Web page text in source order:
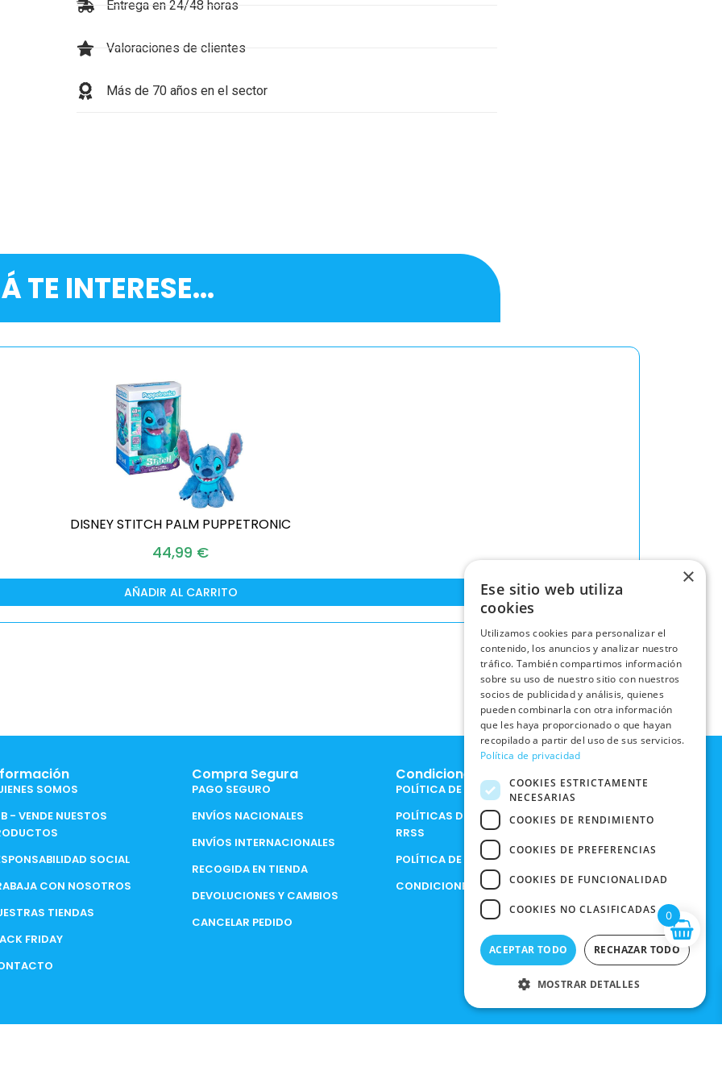
Entrega en 24/48 horas
Valoraciones de clientes
Más de 70 años en el sector
TE INTERESE...
DISNEY STITCH PALM PUPPETRONIC
44,99 €
AÑADIR AL CARRITO
SOMOS
- VENDE NUESTOS
SOCIAL
CON NOSOTROS
TIENDAS
FRIDAY
Compra Segura
PAGO SEGURO
ENVÍOS NACIONALES
ENVÍOS INTERNACIONALES
RECOGIDA EN TIENDA
DEVOLUCIONES Y CAMBIOS
CANCELAR PEDIDO
Condiciones Legales
POLÍTICA DE COOKIES
POLÍTICAS DE PRIVACIDAD EN
RRSS
POLÍTICA DE PRIVACIDAD
CONDICIONES DE COMPRA
0
×
Ese sitio web utiliza
cookies
Utilizamos cookies para personalizar el
contenido, los anuncios y analizar nuestro
tráfico. También compartimos información
sobre su uso de nuestro sitio con nuestros
socios de publicidad y análisis, quienes
pueden combinarla con otra información
que les haya proporcionado o que hayan
recopilado a partir del uso de sus servicios.
Política de privacidad
COOKIES ESTRICTAMENTE
NECESARIAS
COOKIES DE RENDIMIENTO
COOKIES DE PREFERENCIAS
COOKIES DE FUNCIONALIDAD
COOKIES NO CLASIFICADAS
ACEPTAR TODO RECHAZAR TODO
MOSTRAR DETALLES